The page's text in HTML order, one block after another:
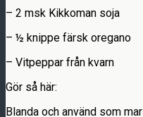
– 2 msk Kikkoman soja
– ½ knippe färsk oregano
– Vitpeppar från kvarn
Gör så här:
Blanda och använd som